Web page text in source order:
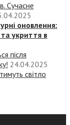
Сучасне
оновлення:
укриття в
після
24.04.2025
світло